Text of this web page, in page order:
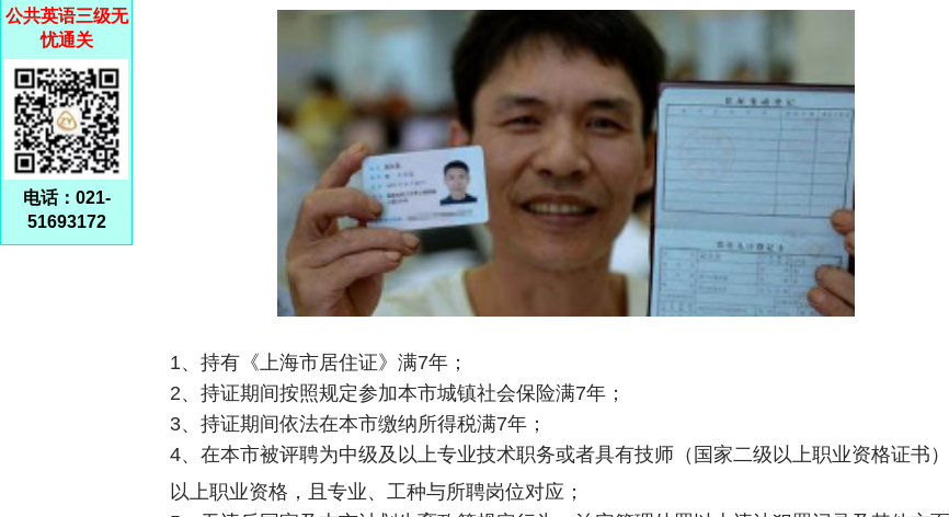
公共英语三级无
忧通关
电话：021-
51693172
1、持有《上海市居住证》满7年；
2、持证期间按照规定参加本市城镇社会保险满7年；
3、持证期间依法在本市缴纳所得税满7年；
4、在本市被评聘为中级及以上专业技术职务或者具有技师（国家二级以上职业资格证书）
以上职业资格，且专业、工种与所聘岗位对应；